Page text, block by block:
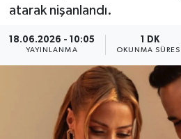
atarak nişanlandı.
18.06.2026 - 10:05
YAYINLANMA
1 DK
OKUNMA SÜRESI
KÜLTÜR SANAT
SAĞLIK
BİLİM VE TEKNOLOJİ
OTOMOBİL
Haber Arşivi